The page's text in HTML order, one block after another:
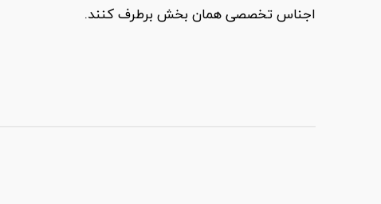
اجناس تخصصی همان بخش برطرف کنند.